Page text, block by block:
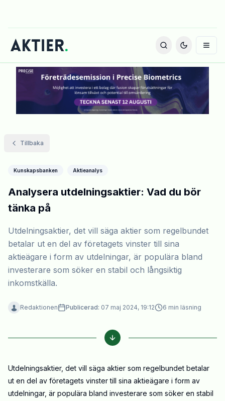
Tillbaka
Kunskapsbanken Aktieanalys
Analysera utdelningsaktier: Vad du bör
tänka på
Utdelningsaktier, det vill säga aktier som regelbundet
betalar ut en del av företagets vinster till sina
aktieägare i form av utdelningar, är populära bland
investerare som söker en stabil och långsiktig
inkomstkälla.
Redaktionen Publicerad: 07 maj 2024, 19:12 6 min läsning
Utdelningsaktier, det vill säga aktier som regelbundet betalar
ut en del av företagets vinster till sina aktieägare i form av
utdelningar, är populära bland investerare som söker en stabil